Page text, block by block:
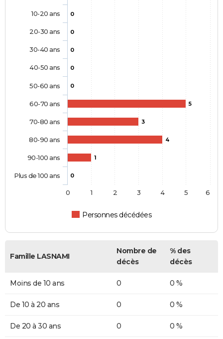
0
0
0
0
0
5
3
4
1
0
Personnes décédées
10-20 ans
20-30 ans
30-40 ans
40-50 ans
50-60 ans
60-70 ans
70-80 ans
80-90 ans
90-100 ans
Plus de 100 ans
0 1 2 3 4 5 6
Famille LASNAMI
Nombre de
décès
% des
décès
Moins de 10 ans 0 0 %
De 10 à 20 ans 0 0 %
De 20 à 30 ans 0 0 %